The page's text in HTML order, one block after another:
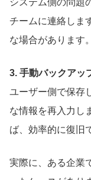
チームに連絡しま
な場合があります。
3. 手動バックアッ
ユーザー側で保存
な情報を再入力し
ば、効率的に復旧
実際に、ある企業